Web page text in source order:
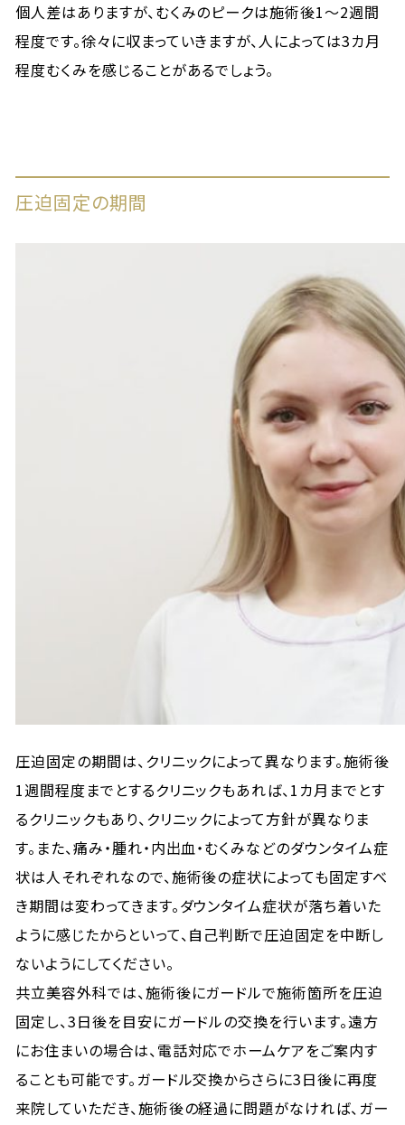
個人差はありますが、むくみのピークは施術後1〜2週間
程度です。徐々に収まっていきますが、人によっては3カ月
程度むくみを感じることがあるでしょう。
圧迫固定の期間
圧迫固定の期間は、クリニックによって異なります。施術後
1週間程度までとするクリニックもあれば、1カ月までとす
るクリニックもあり、クリニックによって方針が異なりま
す。また、痛み・腫れ・内出血・むくみなどのダウンタイム症
状は人それぞれなので、施術後の症状によっても固定すべ
き期間は変わってきます。ダウンタイム症状が落ち着いた
ように感じたからといって、自己判断で圧迫固定を中断し
ないようにしてください。
共立美容外科では、施術後にガードルで施術箇所を圧迫
固定し、3日後を目安にガードルの交換を行います。遠方
にお住まいの場合は、電話対応でホームケアをご案内す
ることも可能です。ガードル交換からさらに3日後に再度
来院していただき、施術後の経過に問題がなければ、ガー